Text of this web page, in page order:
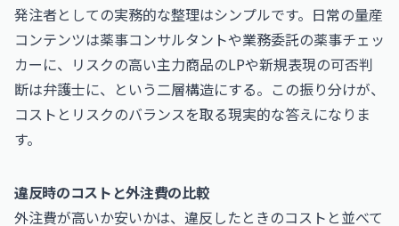
発注者としての実務的な整理はシンプルです。日常の量産
コンテンツは薬事コンサルタントや業務委託の薬事チェッ
カーに、リスクの高い主力商品のLPや新規表現の可否判
断は弁護士に、という二層構造にする。この振り分けが、
コストとリスクのバランスを取る現実的な答えになりま
す。
違反時のコストと外注費の比較
外注費が高いか安いかは、違反したときのコストと並べて